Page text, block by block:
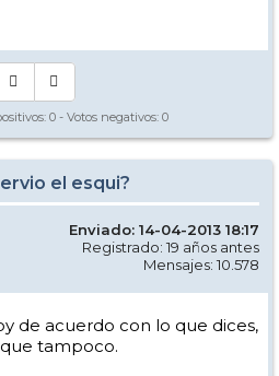
0 - Votos negativos: 0
el esqui?
Enviado: 14-04-2013 18:17
Registrado: 19 años antes
Mensajes: 10.578
de acuerdo con lo que dices,
tampoco.